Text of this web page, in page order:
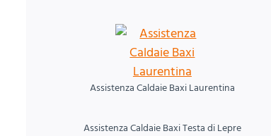
Assistenza Caldaie Baxi Laurentina
Assistenza Caldaie Baxi Testa di Lepre